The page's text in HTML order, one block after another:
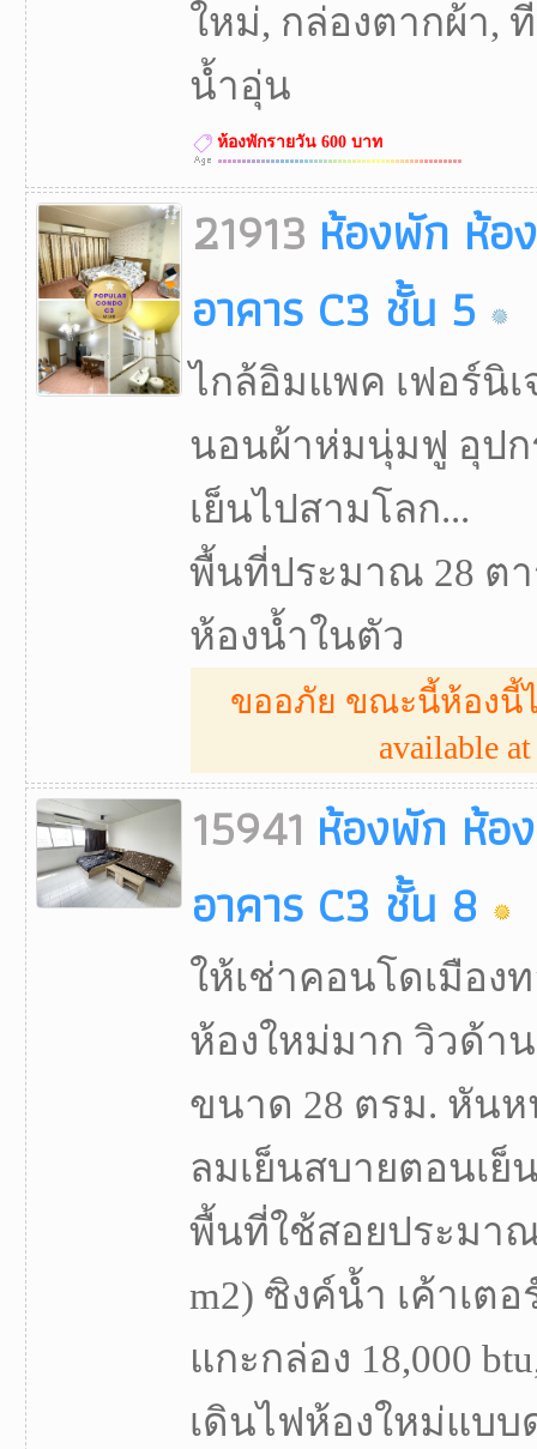
ใหม่, กล่องตากผ้า,
น้ำอุ่น
ห้องพักรายวัน 600 บาท
21913 ห้องพัก ห้อ
อาคาร C3 ชั้น 5
ไกล้อิมแพค เฟอร์นิเ
นอนผ้าห่มนุ่มฟู อุป
เย็นไปสามโลก...
พื้นที่ประมาณ 28 ตา
ห้องน้ำในตัว
ขออภัย ขณะนี้ห้องนี้ไ
available
15941 ห้องพัก ห้อ
อาคาร C3 ชั้น 8
ให้เช่าคอนโดเมือง
ห้องใหม่มาก วิวด้า
ขนาด 28 ตรม. หัน
ลมเย็นสบายตอนเย็
พื้นที่ใช้สอยประมาณ
m2) ซิงค์น้ำ เค้าเต
แกะกล่อง 18,000
เดินไฟห้องใหม่แบ